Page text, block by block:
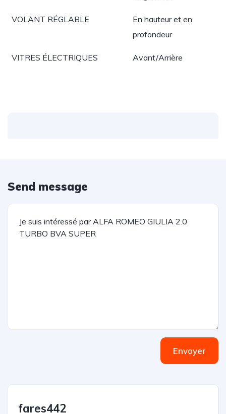
VOLANT RÉGLABLE
En hauteur et en
profondeur
VITRES ÉLECTRIQUES Avant/Arrière
Send message
Envoyer
fares442